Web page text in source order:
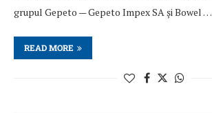
grupul Gepeto — Gepeto Impex SA și Bowel …
READ MORE